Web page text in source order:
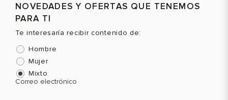
45 11
VER PRODUCTO
NOVEDADES Y OFERTAS QUE TENEMOS
PARA TI
Te interesaría recibir contenido de:
Hombre
Mujer
Mixto
Correo electrónico